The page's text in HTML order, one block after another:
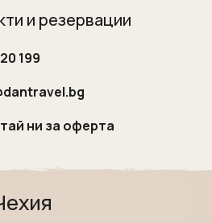
и резервации
199
ни за оферта